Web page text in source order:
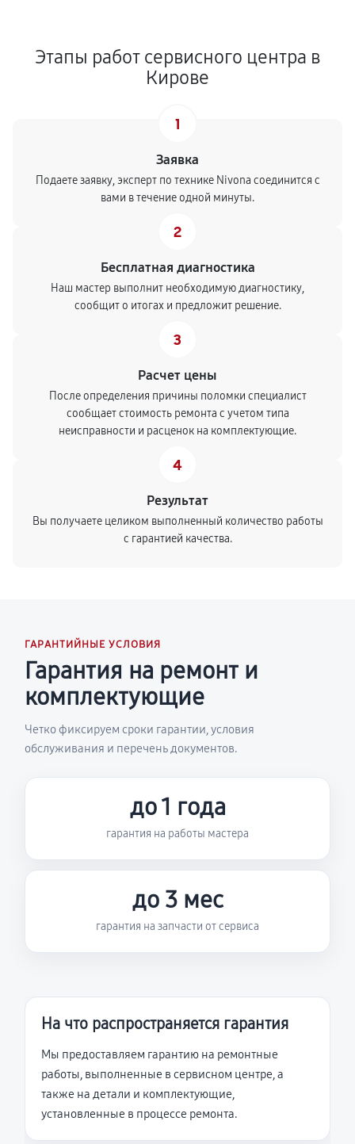
Этапы работ сервисного центра в
Кирове
1
Заявка
Подаете заявку, эксперт по технике Nivona соединится с
вами в течение одной минуты.
2
Бесплатная диагностика
Наш мастер выполнит необходимую диагностику,
сообщит о итогах и предложит решение.
3
Расчет цены
После определения причины поломки специалист
сообщает стоимость ремонта с учетом типа
неисправности и расценок на комплектующие.
4
Результат
Вы получаете целиком выполненный количество работы
с гарантией качества.
ГАРАНТИЙНЫЕ УСЛОВИЯ
Гарантия на ремонт и
комплектующие
Четко фиксируем сроки гарантии, условия
обслуживания и перечень документов.
до 1 года
гарантия на работы мастера
до 3 мес
гарантия на запчасти от сервиса
На что распространяется гарантия
Мы предоставляем гарантию на ремонтные
работы, выполненные в сервисном центре, а
также на детали и комплектующие,
установленные в процессе ремонта.